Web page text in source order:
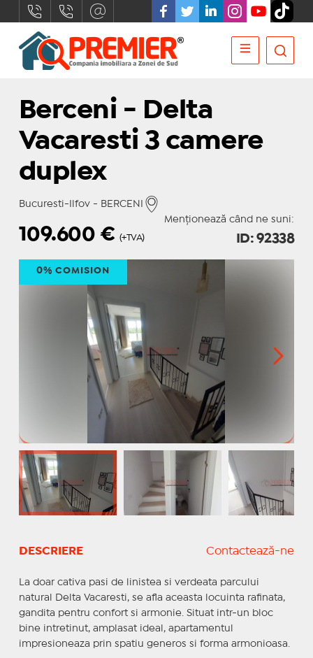
Berceni - Delta
Vacaresti 3 camere
duplex
Bucuresti-Ilfov - BERCENI
Menționează când ne suni:
109.600 € (+TVA) ID: 92338
0% COMISION
DESCRIERE Contactează-ne
La doar cativa pasi de linistea si verdeata parcului
natural Delta Vacaresti, se afla aceasta locuinta rafinata,
gandita pentru confort si armonie. Situat intr-un bloc
bine intretinut, amplasat ideal, apartamentul
impresioneaza prin spatiu generos si forma armonioasa.